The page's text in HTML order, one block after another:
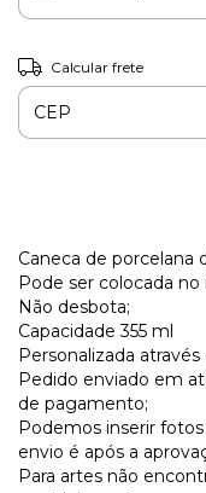
Calcular frete
Caneca de porcelana
Pode ser colocada
Não desbota;
Capacidade 355 ml
Personalizada
Pedido enviado em
de pagamento;
Podemos inserir
envio é após a
Para artes não